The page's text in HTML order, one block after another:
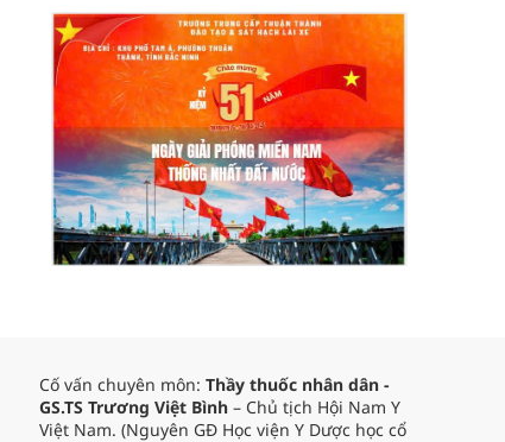
Cố vấn chuyên môn: Thầy thuốc nhân dân -
GS.TS Trương Việt Bình – Chủ tịch Hội Nam Y
Việt Nam. (Nguyên GĐ Học viện Y Dược học cổ